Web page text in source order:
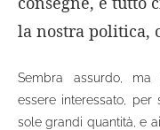
la nostra politica,
Sembra assurdo, ma
essere interessato,
sole grandi quantità, e